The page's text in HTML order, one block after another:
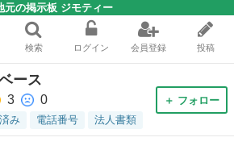
元の掲示板 ジモティー
検索 ログイン 会員登録 投稿
ース
3 0
み 電話番号 法人書類
＋ フォロー